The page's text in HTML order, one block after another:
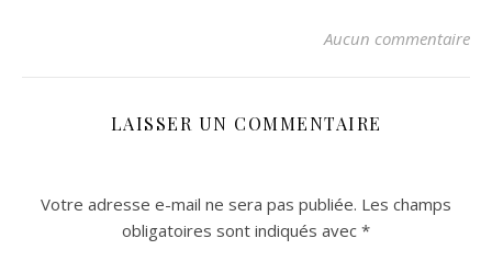
sur Instagram
sur Instagram
Aucun commentaire
LAISSER UN COMMENTAIRE
Votre adresse e-mail ne sera pas publiée. Les champs
obligatoires sont indiqués avec *